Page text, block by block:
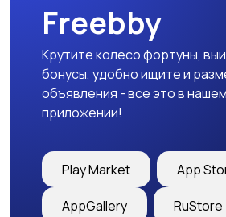
Другое
Freebby
Крутите колесо фортуны,
бонусы, удобно ищите и
объявления - все это в
приложении!
Play Market App
AppGallery RuStore